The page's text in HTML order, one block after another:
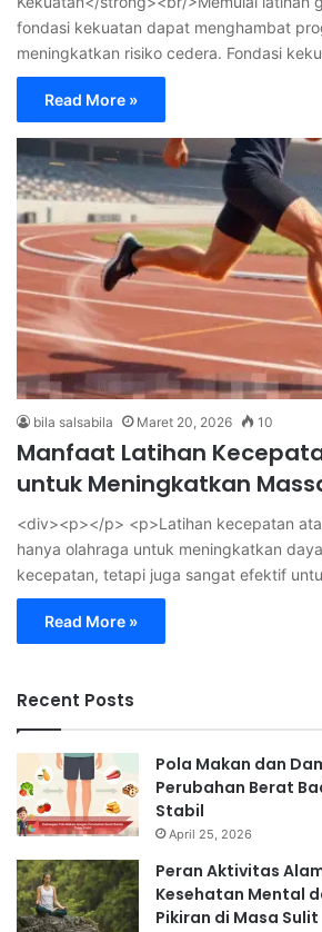
fondasi kekuatan dapat menghambat
meningkatkan risiko cedera. Fondasi
Read More »
bila salsabila Maret 20, 2026 10
Manfaat Latihan
untuk Meningkatkan
<div><p></p> <p>Latihan kecepatan
hanya olahraga untuk meningkatkan
kecepatan, tetapi juga sangat efektif
Read More »
Recent Posts
Pola Makan dan
Perubahan Berat
Stabil
April 25, 2026
Peran Aktivitas
Kesehatan Mental
Pikiran di Masa Sulit